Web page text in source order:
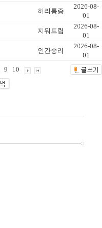
허리통증
2026-08-
01
지워드림
2026-08-
01
인간승리
2026-08-
01
9 10